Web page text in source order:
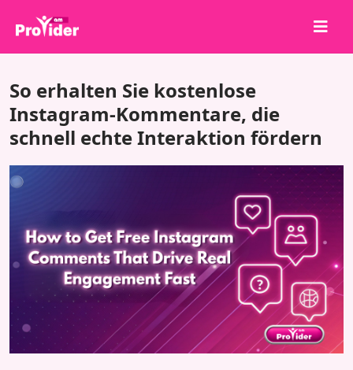
Über uns
Anmelden
Registrieren
Dienstleistungen
Bedingungen
So erhalten Sie kostenlose
Instagram-Kommentare, die
schnell echte Interaktion fördern